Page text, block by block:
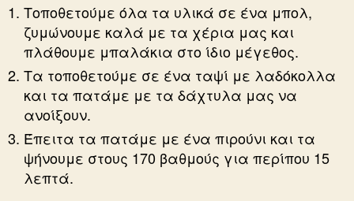
Τοποθετούμε όλα τα υλικά σε ένα μπολ,
ζυμώνουμε καλά με τα χέρια μας και
πλάθουμε μπαλάκια στο ίδιο μέγεθος.
Τα τοποθετούμε σε ένα ταψί με λαδόκολλα
και τα πατάμε με τα δάχτυλα μας να
ανοίξουν.
Έπειτα τα πατάμε με ένα πιρούνι και τα
ψήνουμε στους 170 βαθμούς για περίπου 15
λεπτά.